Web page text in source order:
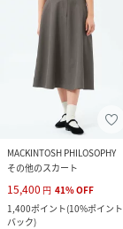
MACKINTOSH PHILOSOPHY
その他のスカート
15,400 円 41%OFF
1,400ポイント(10%ポイント
バック)